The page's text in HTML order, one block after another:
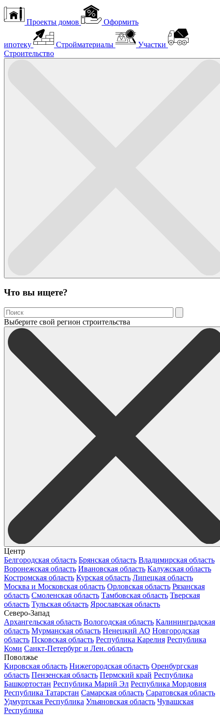
Проекты домов Оформить
ипотеку Стройматериалы
Участки
Строительство
Что вы ищете?
Выберите свой регион строительства
Центр
Белгородская область Брянская область Владимирская область
Воронежская область Ивановская область Калужская область
Костромская область Курская область Липецкая область
Москва и Московская область Орловская область Рязанская
область Смоленская область Тамбовская область Тверская
область Тульская область Ярославская область
Северо-Запад
Архангельская область Вологодская область Калининградская
область Мурманская область Ненецкий АО Новгородская
область Псковская область Республика Карелия Республика
Коми Санкт-Петербург и Лен. область
Поволжье
Кировская область Нижегородская область Оренбургская
область Пензенская область Пермский край Республика
Башкортостан Республика Марий Эл Республика Мордовия
Республика Татарстан Самарская область Саратовская область
Удмуртская Республика Ульяновская область Чувашская
Республика